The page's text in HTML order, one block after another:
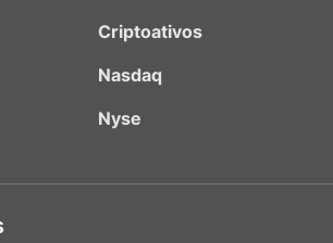
Criptoativos
Nasdaq
Nyse